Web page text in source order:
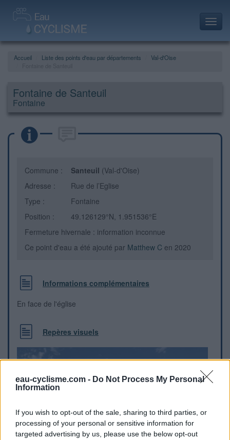
eau-cyclisme.com - Do Not Process My Personal
Information
If you wish to opt-out of the sale, sharing to third parties, or
processing of your personal or sensitive information for
targeted advertising by us, please use the below opt-out
Accueil Liste des points d'eau par départements
Val-d'Oise
Fontaine de Santeuil
Fontaine
Commune : Santeuil (Val-d'Oise)
Adresse :
Rue de l’Eglise
Type :
Fontaine
Position :
49.126129°N, 1.951536°E
Fermeture hivernale : information inconnue
Ce point d'eau a été ajouté par Matthew C en 2020
Informations complémentaires
En face de l'église
Repères visuels